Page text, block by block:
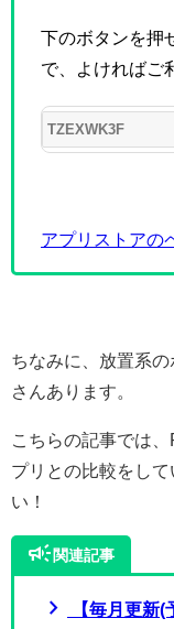
下のボタンを押
で、よければご
アプリストアの
ちなみに、放置系
さんあります。
こちらの記事では
プリとの比較をし
い！
campaign関連記事
chevron_right
【毎月更新